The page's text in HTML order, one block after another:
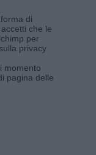
di
che le
per
privacy
momento
pagina delle